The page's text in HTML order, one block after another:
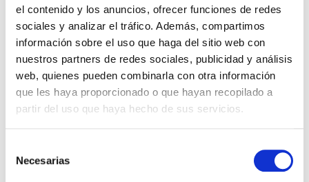
el contenido y los anuncios, ofrecer funciones de redes
sociales y analizar el tráfico. Además, compartimos
información sobre el uso que haga del sitio web con
nuestros partners de redes sociales, publicidad y análisis
web, quienes pueden combinarla con otra información
que les haya proporcionado o que hayan recopilado a
partir del uso que haya hecho de sus servicios.
Necesarias